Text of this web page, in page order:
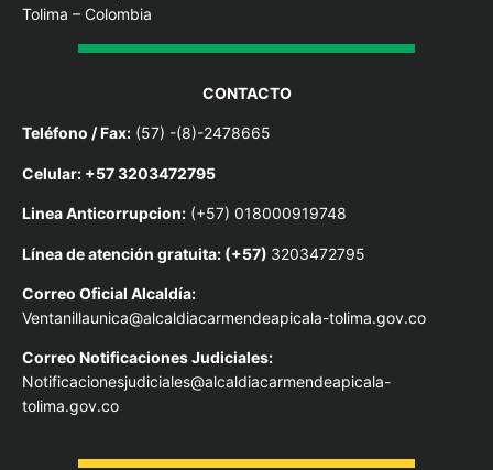
Tolima – Colombia
CONTACTO
Teléfono / Fax: (57) -(8)-2478665
Celular: +57 3203472795
Linea Anticorrupcion: (+57) 018000919748
Línea de atención gratuita: (+57) 3203472795
Correo Oficial Alcaldía:
Ventanillaunica@alcaldiacarmendeapicala-tolima.gov.co
Correo Notificaciones Judiciales:
Notificacionesjudiciales@alcaldiacarmendeapicala-
tolima.gov.co